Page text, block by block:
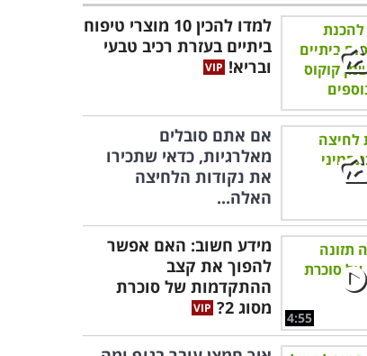
למדו להכין 10 מוצרי טיפוח
ביתיים בעזרת רכיב טבעי
ובריא!
אם אתם סובלים
מאלרגיות, כדאי שתכירו
את נקודות הלחיצה
האלה...
4:55
מידע חשוב: האם אפשר
להפוך את קצב
ההתקדמות של סוכרת
מסוג 2?